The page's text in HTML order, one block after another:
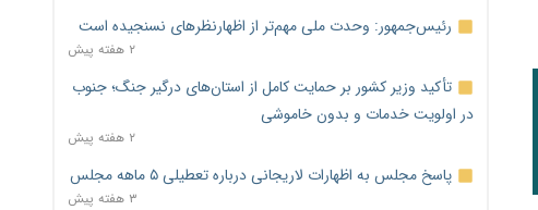
رئیس‌جمهور: وحدت ملی مهم‌تر از اظهارنظرهای نسنجیده است
۲ هفته پیش
تأکید وزیر کشور بر حمایت کامل از استان‌های درگیر جنگ؛ جنوب
در اولویت خدمات و بدون خاموشی
۲ هفته پیش
پاسخ مجلس به اظهارات لاریجانی درباره تعطیلی ۵ ماهه مجلس
۳ هفته پیش